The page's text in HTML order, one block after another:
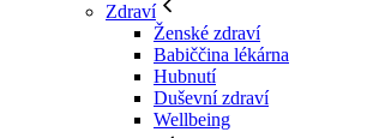
Zdraví
Ženské zdraví
Babiččina lékárna
Hubnutí
Duševní zdraví
Wellbeing